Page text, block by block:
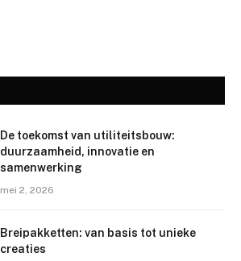
De toekomst van utiliteitsbouw:
duurzaamheid, innovatie en
samenwerking
mei 2, 2026
Breipakketten: van basis tot unieke
creaties